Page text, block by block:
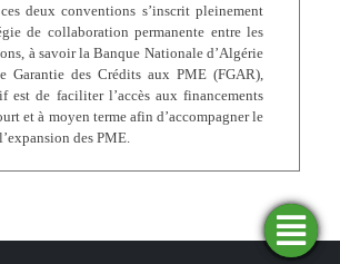
deux conventions s’inscrit pleinement
de collaboration permanente entre les
à savoir la Banque Nationale d’Algérie
Garantie des Crédits aux PME (FGAR),
est de faciliter l’accès aux financements
et à moyen terme afin d’accompagner le
des PME.
Trouver
une
agence
Demander
un
financement
Simulateurs
Ouvrir
un
compte